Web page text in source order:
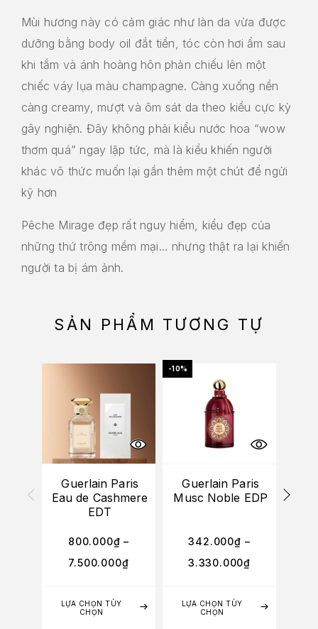
Mùi hương này có cảm giác như làn da vừa được
dưỡng bằng body oil đắt tiền, tóc còn hơi ẩm sau
khi tắm và ánh hoàng hôn phản chiếu lên một
chiếc váy lụa màu champagne. Càng xuống nền
càng creamy, mượt và ôm sát da theo kiểu cực kỳ
gây nghiện. Đây không phải kiểu nước hoa “wow
thơm quá” ngay lập tức, mà là kiểu khiến người
khác vô thức muốn lại gần thêm một chút để ngửi
kỹ hơn
Pêche Mirage đẹp rất nguy hiểm, kiểu đẹp của
những thứ trông mềm mại… nhưng thật ra lại khiến
người ta bị ám ảnh.
SẢN PHẨM TƯƠNG TỰ
LỰA CHỌN TÙY
CHỌN
Guerlain Paris
Eau de Cashmere
EDT
800.000₫ –
7.500.000₫
-10%
LỰA CHỌN TÙY
CHỌN
Guerlain Paris
Musc Noble EDP
342.000₫ –
3.330.000₫